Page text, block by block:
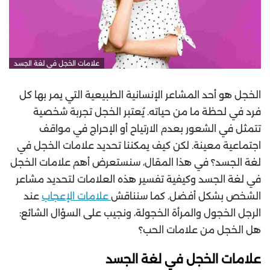
علامات الخجل في لغة الجسد
الخجل هو أحد المشاعر الإنسانية الطبيعية التي يمر بها كل
فرد في لحظة ما من حياته. يُعتبر الخجل تجربة شخصية
تتمثل في الشعور بعدم الارتياح أو الإحراج في مواقف
اجتماعية معينة. لكن كيف يمكننا تحديد علامات الخجل في
لغة الجسد؟ في هذا المقال، سنستعرض أهم علامات الخجل
في لغة الجسد وكيفية تفسير هذه العلامات لتحديد مشاعر
الشخص بشكل أفضل. كما سنناقشعلامات الإعجابعند
الرجل الخجول والمرأة الخجولة، ونجيب على السؤال الشائع:
هل الخجل من علامات الحب؟
علامات الخجل في لغة الجسد